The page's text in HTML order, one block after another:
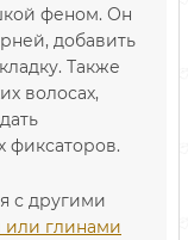
феном. Он
добавить
Также
волосах,
фиксаторов.
с другими
или глинами